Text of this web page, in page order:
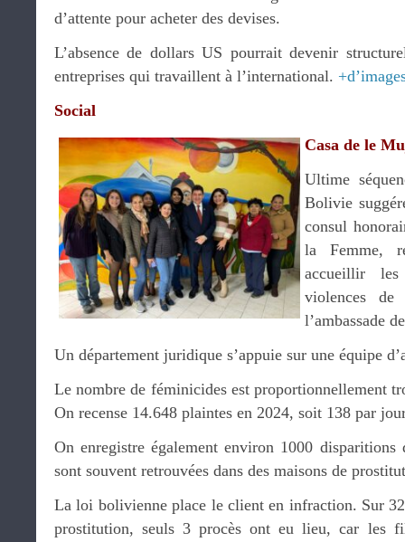
d’attente pour acheter des devises.
L’absence de dollars US pourrait devenir
entreprises qui travaillent à l’international.
Social
Casa de le
Ultime
Bolivie
consul
la Femme,
accueillir
violences de
l’ambassade
Un département juridique s’appuie sur une équipe
Le nombre de féminicides est proportionnellement
On recense 14.648 plaintes en 2024, soit 138 par
On enregistre également environ 1000 disparitions
sont souvent retrouvées dans des maisons de
La loi bolivienne place le client en infraction. Sur
prostitution, seuls 3 procès ont eu lieu, car les